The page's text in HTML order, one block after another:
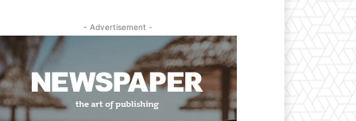
- Advertisement -